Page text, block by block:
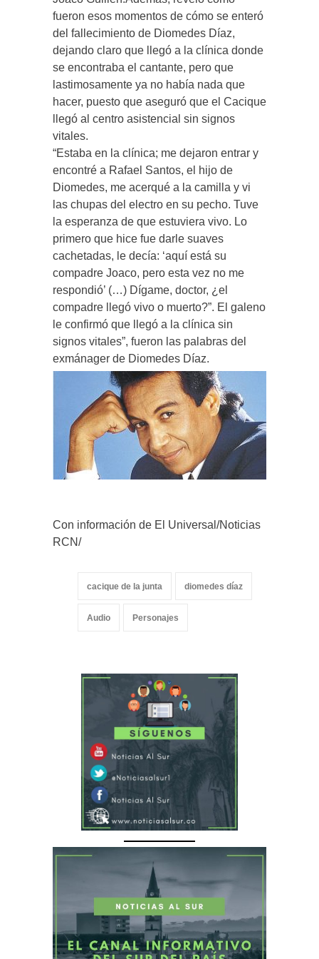
fueron esos momentos de cómo se enteró
del fallecimiento de Diomedes Díaz,
dejando claro que llegó a la clínica donde
se encontraba el cantante, pero que
lastimosamente ya no había nada que
hacer, puesto que aseguró que el Cacique
llegó al centro asistencial sin signos
vitales.
“Estaba en la clínica; me dejaron entrar y
encontré a Rafael Santos, el hijo de
Diomedes, me acerqué a la camilla y vi
las chupas del electro en su pecho. Tuve
la esperanza de que estuviera vivo. Lo
primero que hice fue darle suaves
cachetadas, le decía: ‘aquí está su
compadre Joaco, pero esta vez no me
respondió’ (…) Dígame, doctor, ¿el
compadre llegó vivo o muerto?”. El galeno
le confirmó que llegó a la clínica sin
signos vitales”, fueron las palabras del
exmánager de Diomedes Díaz.
Con información de El Universal/Noticias
RCN/
cacique de la junta diomedes díaz
Audio Personajes